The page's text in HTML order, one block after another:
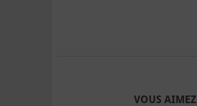
VOUS